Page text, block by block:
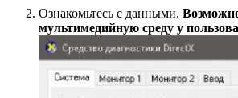
Ознакомьтесь с данными.
мультимедийную среду у